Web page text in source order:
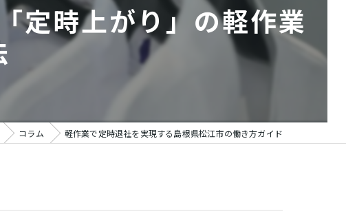
パート
定時上がり」の軽作業
コラム 軽作業で定時退社を実現する島根県松江市の働き方ガイド